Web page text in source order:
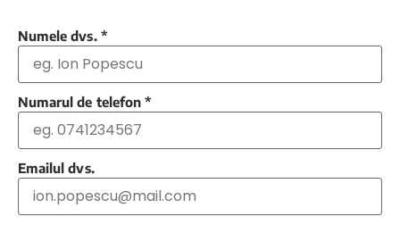
Numele dvs. *
Numarul de telefon *
Emailul dvs.